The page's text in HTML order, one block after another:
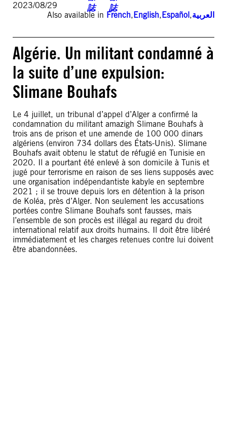
2023/08/29
Also available in French,English,Español,العربية
Algérie. Un militant condamné à
la suite d’une expulsion:
Slimane Bouhafs
Le 4 juillet, un tribunal d’appel d’Alger a confirmé la
condamnation du militant amazigh Slimane Bouhafs à
trois ans de prison et une amende de 100 000 dinars
algériens (environ 734 dollars des États-Unis). Slimane
Bouhafs avait obtenu le statut de réfugié en Tunisie en
2020. Il a pourtant été enlevé à son domicile à Tunis et
jugé pour terrorisme en raison de ses liens supposés avec
une organisation indépendantiste kabyle en septembre
2021 ; il se trouve depuis lors en détention à la prison
de Koléa, près d’Alger. Non seulement les accusations
portées contre Slimane Bouhafs sont fausses, mais
l’ensemble de son procès est illégal au regard du droit
international relatif aux droits humains. Il doit être libéré
immédiatement et les charges retenues contre lui doivent
être abandonnées.